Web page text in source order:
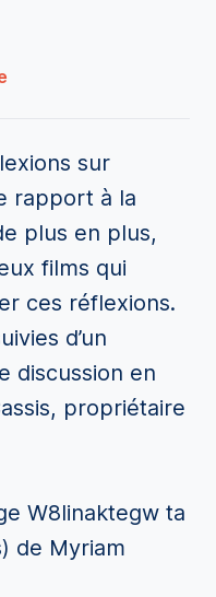
sur
rapport à la
plus en plus,
films qui
ces réflexions.
d’un
discussion en
propriétaire
W8linaktegw ta
de Myriam